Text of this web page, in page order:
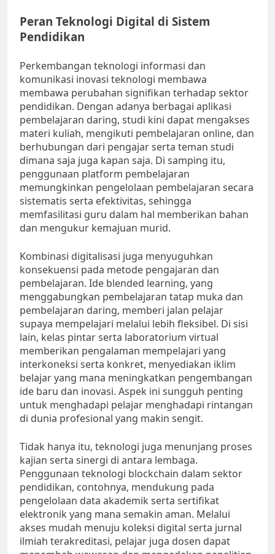
Peran Teknologi Digital di Sistem
Pendidikan
Perkembangan teknologi informasi dan
komunikasi inovasi teknologi membawa
membawa perubahan signifikan terhadap sektor
pendidikan. Dengan adanya berbagai aplikasi
pembelajaran daring, studi kini dapat mengakses
materi kuliah, mengikuti pembelajaran online, dan
berhubungan dari pengajar serta teman studi
dimana saja juga kapan saja. Di samping itu,
penggunaan platform pembelajaran
memungkinkan pengelolaan pembelajaran secara
sistematis serta efektivitas, sehingga
memfasilitasi guru dalam hal memberikan bahan
dan mengukur kemajuan murid.
Kombinasi digitalisasi juga menyuguhkan
konsekuensi pada metode pengajaran dan
pembelajaran. Ide blended learning, yang
menggabungkan pembelajaran tatap muka dan
pembelajaran daring, memberi jalan pelajar
supaya mempelajari melalui lebih fleksibel. Di sisi
lain, kelas pintar serta laboratorium virtual
memberikan pengalaman mempelajari yang
interkoneksi serta konkret, menyediakan iklim
belajar yang mana meningkatkan pengembangan
ide baru dan inovasi. Aspek ini sungguh penting
untuk menghadapi pelajar menghadapi rintangan
di dunia profesional yang makin sengit.
Tidak hanya itu, teknologi juga menunjang proses
kajian serta sinergi di antara lembaga.
Penggunaan teknologi blockchain dalam sektor
pendidikan, contohnya, mendukung pada
pengelolaan data akademik serta sertifikat
elektronik yang mana semakin aman. Melalui
akses mudah menuju koleksi digital serta jurnal
ilmiah terakreditasi, pelajar juga dosen dapat